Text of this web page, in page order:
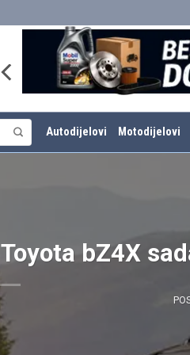
Autodijelovi Motodijelovi
Toyota bZ4X